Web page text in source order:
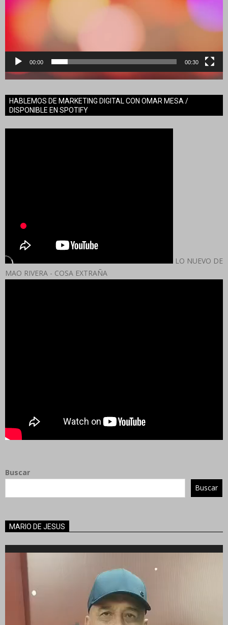
00:00 00:30
HABLEMOS DE MARKETING DIGITAL CON OMAR MESA /
DISPONIBLE EN SPOTIFY
LO NUEVO DE
MAO RIVERA - COSA EXTRAÑA
Buscar
Buscar
MARIO DE JESUS